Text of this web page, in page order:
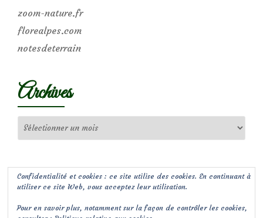
zoom-nature.fr
florealpes.com
notesdeterrain
Archives
Confidentialité et cookies : ce site utilise des cookies. En continuant à
utiliser ce site Web, vous acceptez leur utilisation.
Pour en savoir plus, notamment sur la façon de contrôler les cookies,